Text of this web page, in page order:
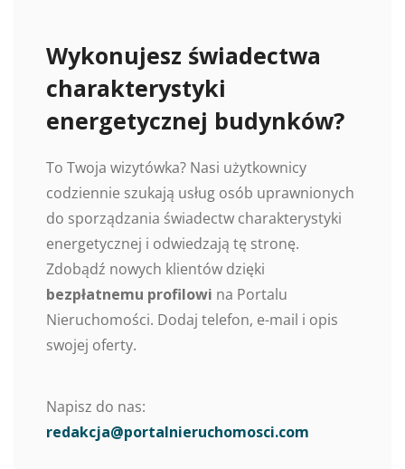
Wykonujesz świadectwa
charakterystyki
energetycznej budynków?
To Twoja wizytówka? Nasi użytkownicy
codziennie szukają usług osób uprawnionych
do sporządzania świadectw charakterystyki
energetycznej i odwiedzają tę stronę.
Zdobądź nowych klientów dzięki
bezpłatnemu profilowi na Portalu
Nieruchomości. Dodaj telefon, e-mail i opis
swojej oferty.
Napisz do nas:
redakcja@portalnieruchomosci.com